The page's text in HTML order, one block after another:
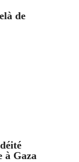
de
à Gaza